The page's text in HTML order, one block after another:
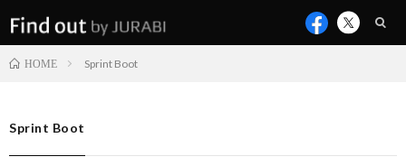
HOME Sprint Boot
Sprint Boot